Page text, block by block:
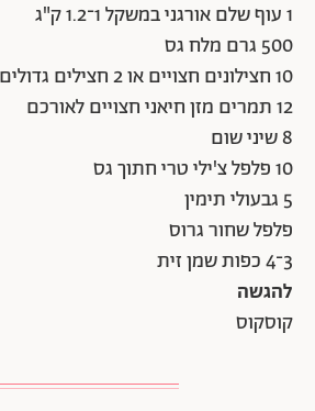
1 עוף שלם אורגני במשקל 1־1.2 ק"ג
500 גרם מלח גס
10 חצילונים חצויים או 2 חצילים גדולים חתוכים לפלחים
12 תמרים מזן חיאני חצויים לאורכם
8 שיני שום
10 פלפל צ'ילי טרי חתוך גס
5 גבעולי תימין
פלפל שחור גרוס
3־4 כפות שמן זית
להגשה
קוסקוס